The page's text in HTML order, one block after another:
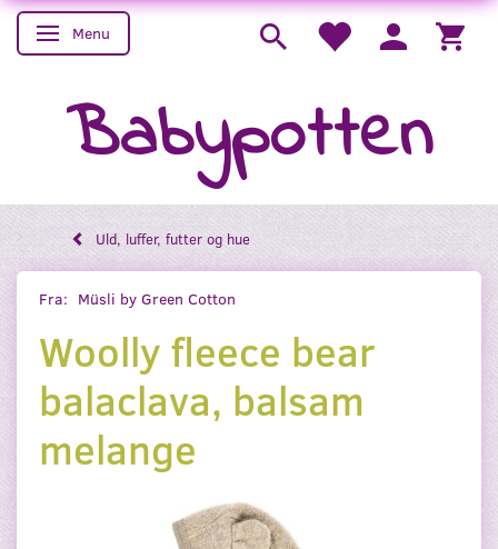
Skifte navigation
Menu
Babypotten
Uld, luffer, futter og hue
Fra: Müsli by Green Cotton
Woolly fleece bear
balaclava, balsam
melange